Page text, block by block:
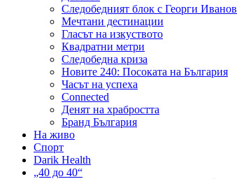
Следобедният блок с Георги Иванов
Мечтани дестинации
Гласът на изкуството
Квадратни метри
Следобедна криза
Новите 240: Посоката на България
Часът на успеха
Connected
Денят на храбростта
Бранд България
На живо
Спорт
Darik Health
„40 до 40“